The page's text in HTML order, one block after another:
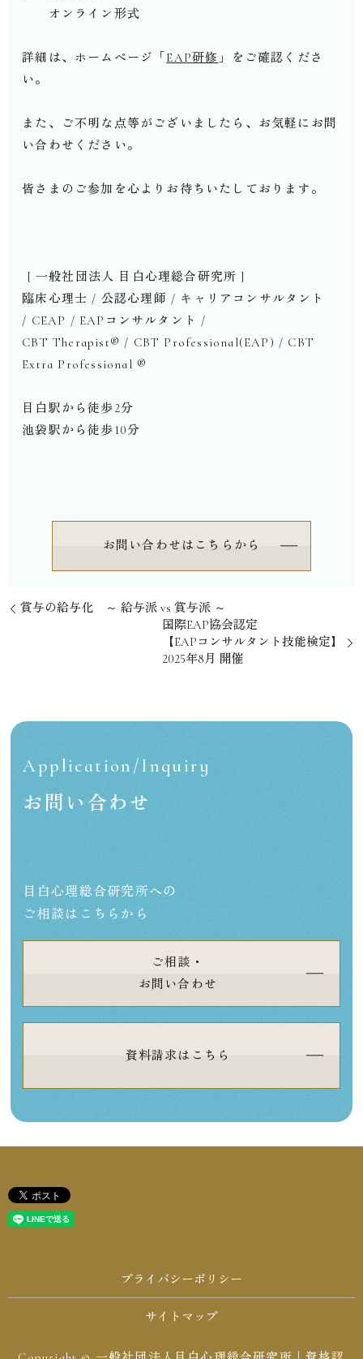
オンライン形式
詳細は、ホームページ「 EAP研修 」をご確認くださ
い。
また、ご不明な点等がございましたら、お気軽にお問
い合わせください。
皆さまのご参加を心よりお待ちいたしております。
⁡ [ 一般社団法人 目白心理総合研究所 ]
臨床心理士 / 公認心理師 / キャリアコンサルタント
/ CEAP / EAPコンサルタント /
CBT Therapist®︎ / CBT Professional(EAP) / CBT
Extra Professional ®︎
目白駅から徒歩2分
池袋駅から徒歩10分
お問い合わせはこちらから
賞与の給与化 ～ 給与派 vs 賞与派 ～
国際EAP協会認定
【EAPコンサルタント技能検定】
2025年8月 開催
Application/Inquiry
お問い合わせ
目白心理総合研究所への
ご相談はこちらから
ご相談・
お問い合わせ
資料請求はこちら
プライバシーポリシー
サイトマップ